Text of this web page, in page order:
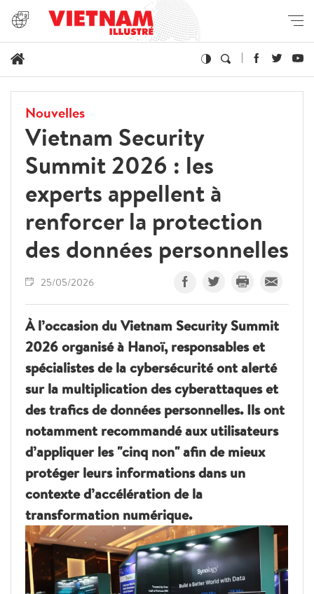
Nouvelles
Vietnam Security
Summit 2026 : les
experts appellent à
renforcer la protection
des données personnelles
25/05/2026
À l’occasion du Vietnam Security Summit
2026 organisé à Hanoï, responsables et
spécialistes de la cybersécurité ont alerté
sur la multiplication des cyberattaques et
des trafics de données personnelles. Ils ont
notamment recommandé aux utilisateurs
d’appliquer les "cinq non" afin de mieux
protéger leurs informations dans un
contexte d’accélération de la
transformation numérique.